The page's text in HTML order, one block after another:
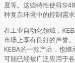
度等。这些特性使得
种复杂环境中的控制需求
在工业自动化领域，
市场上享有良好的声誉
KEBA的一款产品，也
可能已经被广泛应用于